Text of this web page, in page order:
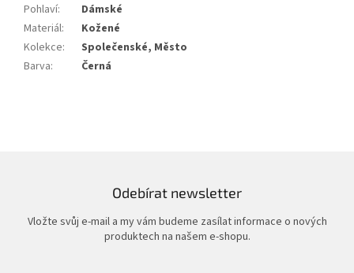
Pohlaví:
Dámské
Materiál:
Kožené
Kolekce:
Společenské, Město
Barva: Černá
Odebírat newsletter
Vložte svůj e-mail a my vám budeme zasílat informace o nových
produktech na našem e-shopu.